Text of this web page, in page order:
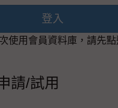
登入
使用會員資料庫，請先點
請/試用